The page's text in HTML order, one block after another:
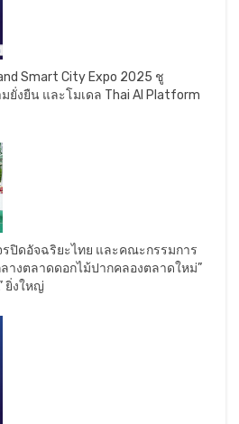
Smart City Expo 2025 ชู
ยั่งยืน และโมเดล Thai AI Platform
ปิดอัจฉริยะไทย และคณะกรรมการ
างตลาดดอกไม้ปากคลองตลาดใหม่”
ยิ่งใหญ่